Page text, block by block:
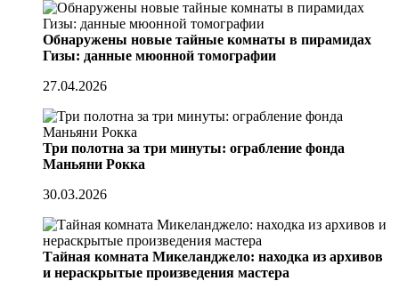
Обнаружены новые тайные комнаты в пирамидах
Гизы: данные мюонной томографии
27.04.2026
Три полотна за три минуты: ограбление фонда
Маньяни Рокка
30.03.2026
Тайная комната Микеланджело: находка из архивов
и нераскрытые произведения мастера